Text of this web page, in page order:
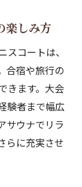
楽しみ方
コートは、
合宿や旅行の
きます。大会
験者まで幅広
サウナでリラ
らに充実させ